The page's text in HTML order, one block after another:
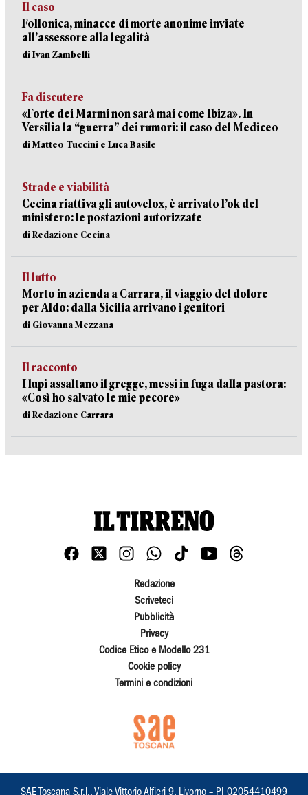
Il caso
Follonica, minacce di morte anonime inviate
all’assessore alla legalità
di Ivan Zambelli
Fa discutere
«Forte dei Marmi non sarà mai come Ibiza». In
Versilia la “guerra” dei rumori: il caso del Mediceo
di Matteo Tuccini e Luca Basile
Strade e viabilità
Cecina riattiva gli autovelox, è arrivato l’ok del
ministero: le postazioni autorizzate
di Redazione Cecina
Il lutto
Morto in azienda a Carrara, il viaggio del dolore
per Aldo: dalla Sicilia arrivano i genitori
di Giovanna Mezzana
Il racconto
I lupi assaltano il gregge, messi in fuga dalla pastora:
«Così ho salvato le mie pecore»
di Redazione Carrara
Redazione
Scriveteci
Pubblicità
Privacy
Codice Etico e Modello 231
Cookie policy
Termini e condizioni
SAE Toscana S.r.l., Viale Vittorio Alfieri 9, Livorno – PI 02054410499